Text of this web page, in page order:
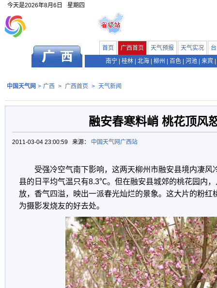
今天是2026年8月6日 星期四
首页 广西首页 天气预报 天气实况
南宁
桂林 北海 柳州 百色 河池 来宾
中国天气网 > 广西 > 广西首页 > 天气新闻
融安春寒料峭 桃花顶风
2011-03-04 23:00:59 来源： 中国天气网广西站
受强冷空气南下影响，这两天柳州市融安县境内凄风
县的日平均气温只有8.3℃。但在融安县城郊的桃花园内
放，香气四溢，映出一派春光灿烂的景象。这大片的粉红
为摄影发烧友的好去处。